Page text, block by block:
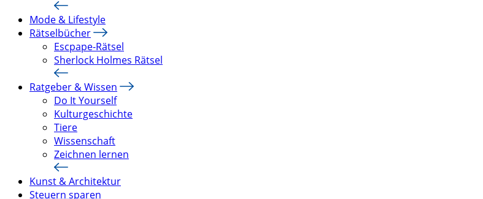
Mode & Lifestyle
Rätselbücher
Escpape-Rätsel
Sherlock Holmes Rätsel
Ratgeber & Wissen
Do It Yourself
Kulturgeschichte
Tiere
Wissenschaft
Zeichnen lernen
Kunst & Architektur
Steuern sparen